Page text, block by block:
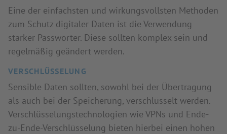
Eine der einfachsten und wirkungsvollsten Methoden
zum Schutz digitaler Daten ist die Verwendung
starker Passwörter. Diese sollten komplex sein und
regelmäßig geändert werden.
VERSCHLÜSSELUNG
Sensible Daten sollten, sowohl bei der Übertragung
als auch bei der Speicherung, verschlüsselt werden.
Verschlüsselungstechnologien wie VPNs und Ende-
zu-Ende-Verschlüsselung bieten hierbei einen hohen